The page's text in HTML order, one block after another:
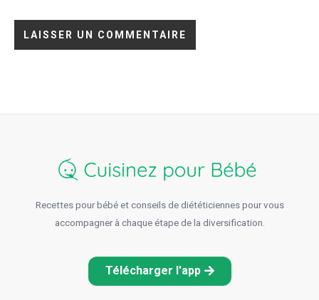
Recettes pour bébé et conseils de diététiciennes pour vous
accompagner à chaque étape de la diversification.
Télécharger l'app